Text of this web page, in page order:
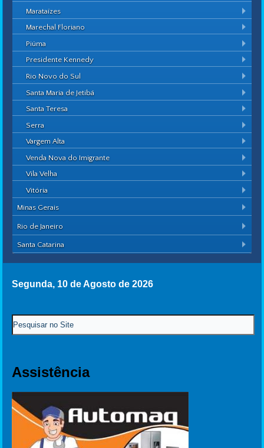
Marataízes
Marechal Floriano
Piúma
Presidente Kennedy
Rio Novo do Sul
Santa Maria de Jetibá
Santa Teresa
Serra
Vargem Alta
Venda Nova do Imigrante
Vila Velha
Vitória
Minas Gerais
Rio de Janeiro
Santa Catarina
Segunda, 10 de Agosto de 2026
Assistência